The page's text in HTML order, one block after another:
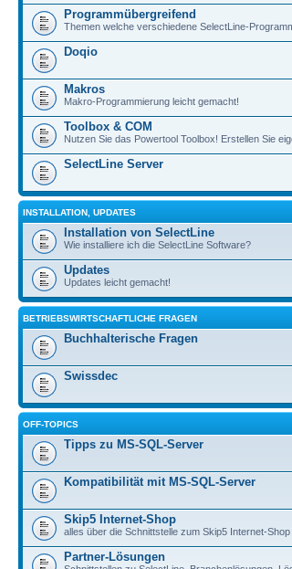
Programmübergreifend
Themen welche verschiedene SelectLine-
Doqio
Makros
Makro-Programmierung leicht gemacht!
Toolbox & COM
Nutzen Sie das Powertool Toolbox! Erstellen Sie
SelectLine Server
INSTALLATION, UPDATES
Installation von SelectLine
Wie installiere ich die SelectLine Software?
Updates
Updates leicht gemacht!
BETRIEBSWIRTSCHAFTLICHE FRAGEN
Buchhalterische Fragen
Swissdec
OFF-TOPICS
Tipps zu MS-SQL-Server
Kompatibilität mit MS-SQL-Server
Skip5 Internet-Shop
alles über die Schnittstelle zum Skip5 Internet-Shop
Partner-Lösungen